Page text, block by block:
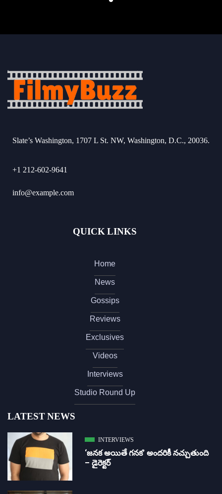
Slate’s Washington, 1707 L St. NW, Washington, D.C., 20036.
+1 212-602-9641
info@example.com
QUICK LINKS
Home
News
Gossips
Reviews
Exclusives
Videos
Interviews
Studio Round Up
LATEST NEWS
INTERVIEWS
‘జ‌న‌క అయితే గ‌న‌క‌’ అందరికీ నచ్చుతుంది
– డైరెక్ట‌ర్